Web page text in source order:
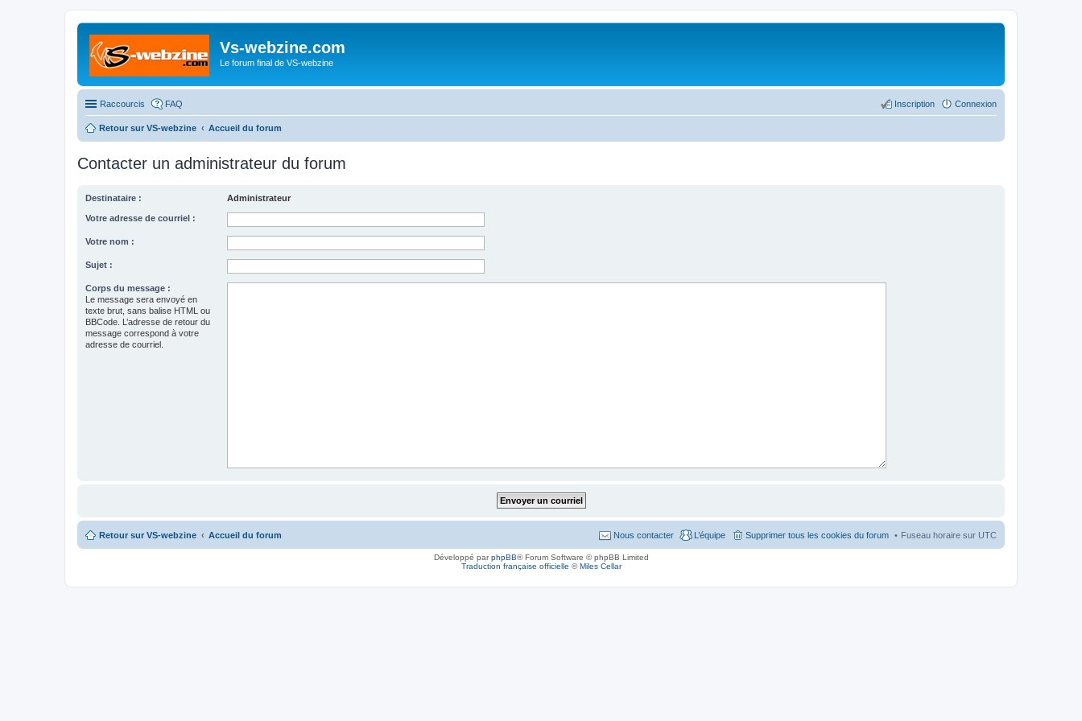
Vs-webzine.com
Le forum final de VS-webzine
Raccourcis FAQ Connexion
Inscription
Retour sur VS-webzine Accueil du forum
Contacter un administrateur du forum
Destinataire : Administrateur
Votre adresse de courriel :
Votre nom :
Sujet :
Corps du message :
Le message sera envoyé en
texte brut, sans balise HTML ou
BBCode. L’adresse de retour du
message correspond à votre
adresse de courriel.
Retour sur VS-webzine Accueil du forum Fuseau horaire sur UTC
Supprimer tous les cookies du forum
L’équipe
Nous contacter
Développé parphpBB® Forum Software © phpBB Limited
Traduction française officielle ©Miles Cellar